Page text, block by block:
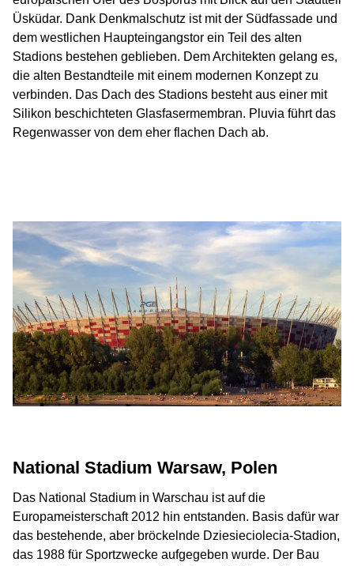
Üsküdar. Dank Denkmalschutz ist mit der Südfassade und
dem westlichen Haupteingangstor ein Teil des alten
Stadions bestehen geblieben. Dem Architekten gelang es,
die alten Bestandteile mit einem modernen Konzept zu
verbinden. Das Dach des Stadions besteht aus einer mit
Silikon beschichteten Glasfasermembran. Pluvia führt das
Regenwasser von dem eher flachen Dach ab.
National Stadium Warsaw, Polen
Das National Stadium in Warschau ist auf die
Europameisterschaft 2012 hin entstanden. Basis dafür war
das bestehende, aber bröckelnde Dziesieciolecia-Stadion,
das 1988 für Sportzwecke aufgegeben wurde. Der Bau